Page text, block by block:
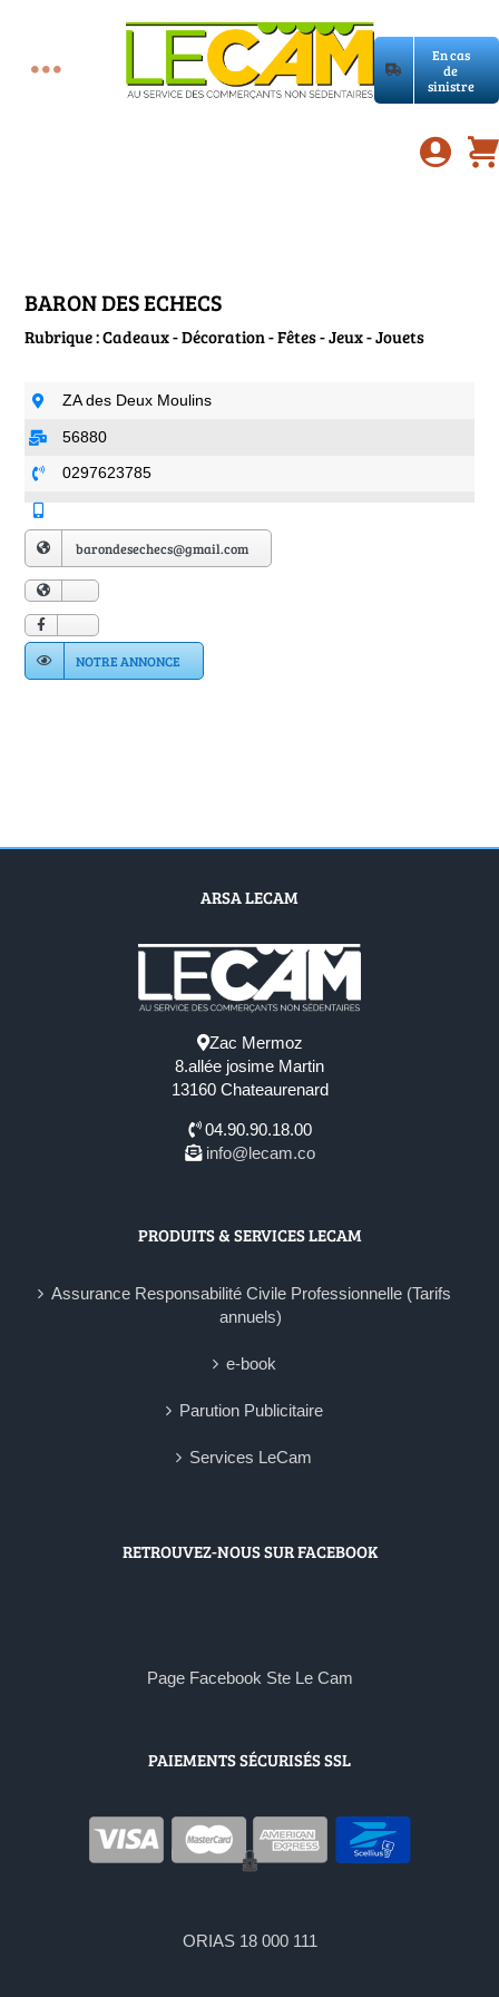
En cas
de
sinistre
Toggle
E-book
Petites annonces
Annuaire Fournisseurs
Actualités
Contact
BARON DES ECHECS
Rubrique : Cadeaux - Décoration - Fêtes - Jeux - Jouets
ZA des Deux Moulins
56880
0297623785
barondesechecs@gmail.com
NOTRE ANNONCE
ARSA LECAM
Zac Mermoz
8.allée josime Martin
13160 Chateaurenard
04.90.90.18.00
info@lecam.co
PRODUITS & SERVICES LECAM
Assurance Responsabilité Civile Professionnelle (Tarifs
annuels)
e-book
Parution Publicitaire
Services LeCam
RETROUVEZ-NOUS SUR FACEBOOK
Page Facebook Ste Le Cam
PAIEMENTS SÉCURISÉS SSL
ORIAS 18 000 111